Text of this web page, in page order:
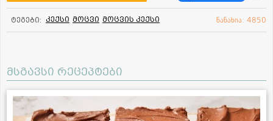
ტეგები: კექსი მოცვი მოცვის კექსი ნანახია: 4850
მსგავსი რეცეპტები